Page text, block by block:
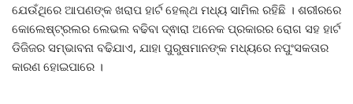
ଯେଉଁଥିରେ ଆପଣଙ୍କ ଖରାପ ହାର୍ଟ ହେଲ୍ଥ ମଧ୍ୟ ସାମିଲ ରହିଛି । ଶରୀରରେ
କୋଲେଷ୍ଟ୍ରଲର ଲେଭଲ ବଢିବା ଦ୍ଵାରା ଅନେକ ପ୍ରକାରର ରୋଗ ସହ ହାର୍ଟ
ଡିଜିଜର ସମ୍ଭାବନା ବଢିଯାଏ, ଯାହା ପୁରୁଷମାନଙ୍କ ମଧ୍ୟରେ ନପୁଂସକତାର
କାରଣ ହୋଇପାରେ ।